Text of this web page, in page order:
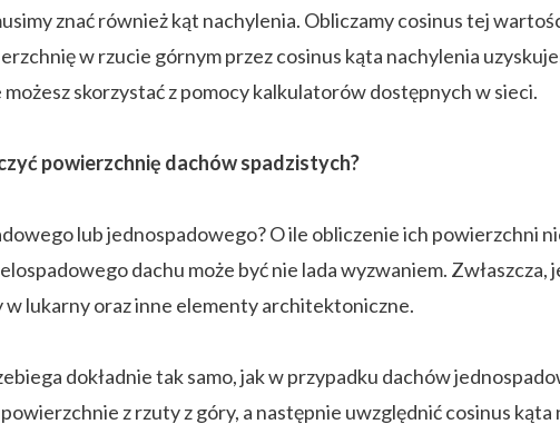
znać również kąt nachylenia. Obliczamy cosinus tej
w rzucie górnym przez cosinus kąta nachylenia
skorzystać z pomocy kalkulatorów dostępnych w sieci.
powierzchnię dachów spadzistych?
lub jednospadowego? O ile obliczenie ich powierzchni
dachu może być nie lada wyzwaniem. Zwłaszcza,
lukarny oraz inne elementy architektoniczne.
dokładnie tak samo, jak w przypadku dachów
z rzuty z góry, a następnie uwzględnić cosinus